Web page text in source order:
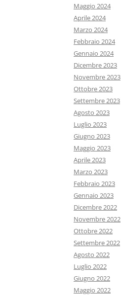
Maggio 2024
Aprile 2024
Marzo 2024
Febbraio 2024
Gennaio 2024
Dicembre 2023
Novembre 2023
Ottobre 2023
Settembre 2023
Agosto 2023
Luglio 2023
Giugno 2023
Maggio 2023
Aprile 2023
Marzo 2023
Febbraio 2023
Gennaio 2023
Dicembre 2022
Novembre 2022
Ottobre 2022
Settembre 2022
Agosto 2022
Luglio 2022
Giugno 2022
Maggio 2022